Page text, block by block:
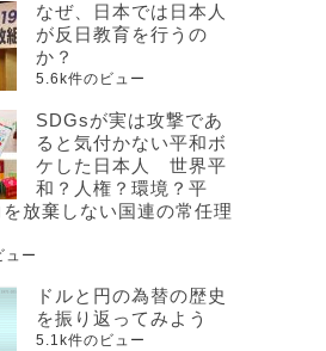
なぜ、日本では日本人
が反日教育を行うの
か？
5.6k件のビュー
SDGsが実は攻撃であ
ると気付かない平和ボ
ケした日本人 世界平
和？人権？環境？平
放棄しない国連の常任理
ュー
ドルと円の為替の歴史
を振り返ってみよう
5.1k件のビュー